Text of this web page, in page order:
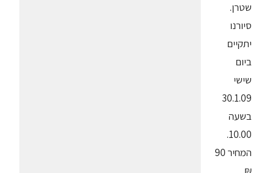
שטרן.
סיורנו
יתקיים
ביום
שישי
30.1.09
בשעה
10.00.
המחיר 90